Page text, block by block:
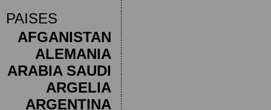
PAISES
AFGANISTAN
ALEMANIA
ARABIA SAUDI
ARGELIA
ARGENTINA